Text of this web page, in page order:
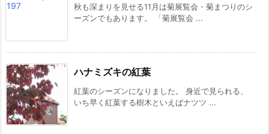
秋も深まりを見せる11月は菊展覧会・菊まつりのシ
ーズンでもあります。 「菊展覧会 ...
ハナミズキの紅葉
紅葉のシーズンになりました。 身近で見られる、
いち早く紅葉する樹木といえばナツツ ...